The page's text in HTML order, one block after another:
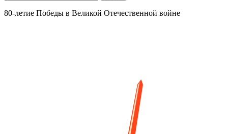
80-летие Победы в Великой Отечественной войне